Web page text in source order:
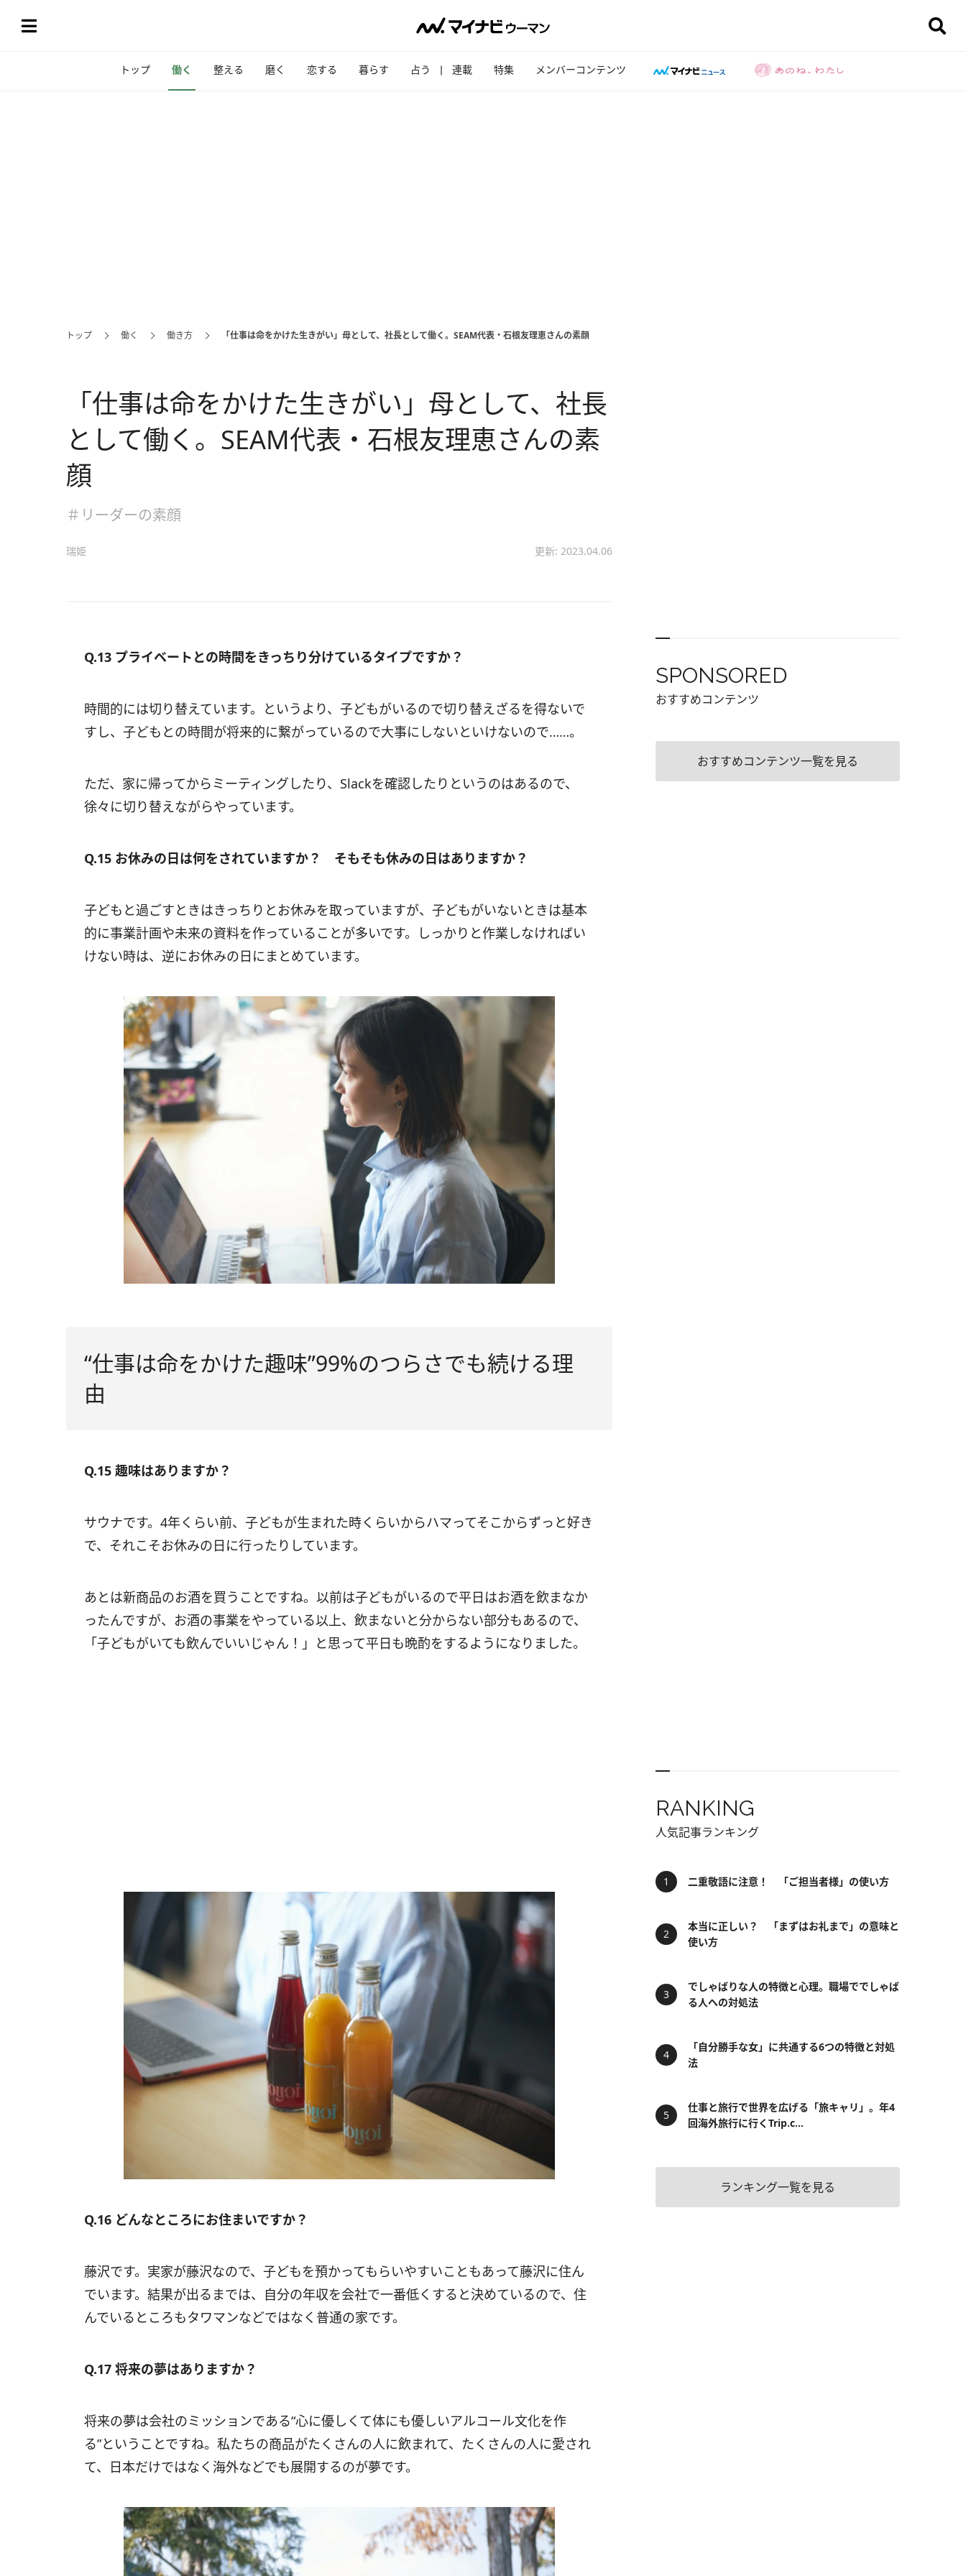
トップ 働く 整える 磨く 恋する 暮らす 占う 連載 特集 メンバーコンテンツ
トップ 働く 働き方 「仕事は命をかけた生きがい」母として、社長として働く。SEAM代表・石根友理恵さんの素顔
「仕事は命をかけた生きがい」母として、社長
として働く。SEAM代表・石根友理恵さんの素
顔
＃リーダーの素顔
瑞姫 更新: 2023.04.06
Q.13 プライベートとの時間をきっちり分けているタイプですか？
時間的には切り替えています。というより、子どもがいるので切り替えざるを得ないで
すし、子どもとの時間が将来的に繋がっているので大事にしないといけないので……。
ただ、家に帰ってからミーティングしたり、Slackを確認したりというのはあるので、
徐々に切り替えながらやっています。
Q.15 お休みの日は何をされていますか？ そもそも休みの日はありますか？
子どもと過ごすときはきっちりとお休みを取っていますが、子どもがいないときは基本
的に事業計画や未来の資料を作っていることが多いです。しっかりと作業しなければい
けない時は、逆にお休みの日にまとめています。
“仕事は命をかけた趣味”99%のつらさでも続ける理
由
Q.15 趣味はありますか？
サウナです。4年くらい前、子どもが生まれた時くらいからハマってそこからずっと好き
で、それこそお休みの日に行ったりしています。
あとは新商品のお酒を買うことですね。以前は子どもがいるので平日はお酒を飲まなか
ったんですが、お酒の事業をやっている以上、飲まないと分からない部分もあるので、
「子どもがいても飲んでいいじゃん！」と思って平日も晩酌をするようになりました。
Q.16 どんなところにお住まいですか？
藤沢です。実家が藤沢なので、子どもを預かってもらいやすいこともあって藤沢に住ん
でいます。結果が出るまでは、自分の年収を会社で一番低くすると決めているので、住
んでいるところもタワマンなどではなく普通の家です。
Q.17 将来の夢はありますか？
将来の夢は会社のミッションである“心に優しくて体にも優しいアルコール文化を作
る”ということですね。私たちの商品がたくさんの人に飲まれて、たくさんの人に愛され
て、日本だけではなく海外などでも展開するのが夢です。
SPONSORED
おすすめコンテンツ
おすすめコンテンツ一覧を見る
RANKING
人気記事ランキング
二重敬語に注意！ 「ご担当者様」の使い方
本当に正しい？ 「まずはお礼まで」の意味と
使い方
でしゃばりな人の特徴と心理。職場ででしゃば
る人への対処法
「自分勝手な女」に共通する6つの特徴と対処
法
仕事と旅行で世界を広げる「旅キャリ」。年4
回海外旅行に行くTrip.c...
ランキング一覧を見る